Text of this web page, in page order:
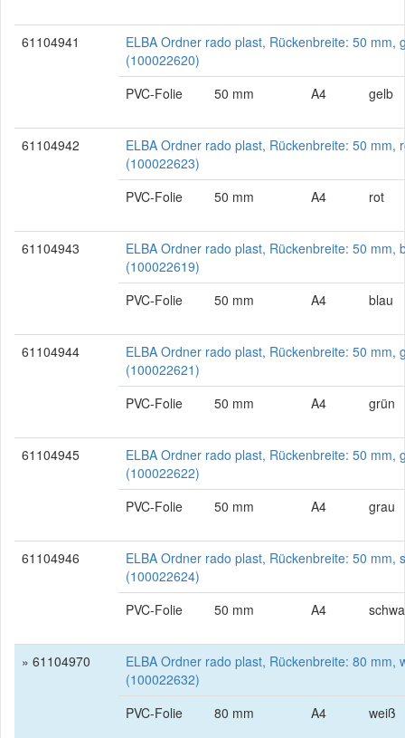
61104941
ELBA Ordner rado plast, Rückenbreite: 50 mm,
(100022620)
PVC-Folie
50 mm A4 gelb
61104942
ELBA Ordner rado plast, Rückenbreite: 50 mm,
(100022623)
PVC-Folie
50 mm A4 rot
61104943
ELBA Ordner rado plast, Rückenbreite: 50 mm,
(100022619)
PVC-Folie
50 mm A4 blau
61104944
ELBA Ordner rado plast, Rückenbreite: 50 mm,
(100022621)
PVC-Folie
50 mm A4 grün
61104945
ELBA Ordner rado plast, Rückenbreite: 50 mm,
(100022622)
PVC-Folie
50 mm A4 grau
61104946
ELBA Ordner rado plast, Rückenbreite: 50 mm,
(100022624)
PVC-Folie
50 mm A4
» 61104970
ELBA Ordner rado plast, Rückenbreite: 80 mm,
(100022632)
PVC-Folie
80 mm A4 weiß